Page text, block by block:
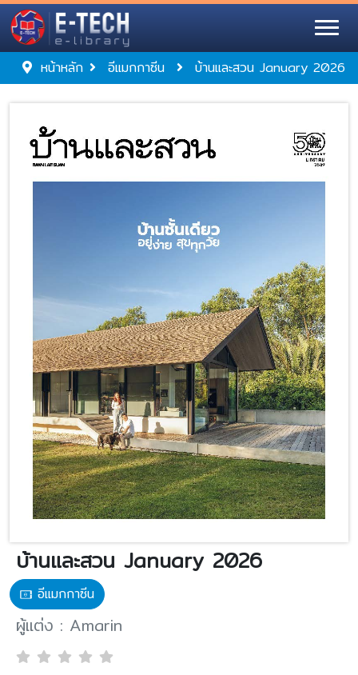
หน้าหลัก อีแมกกาซีน บ้านและสวน January 2026
บ้านและสวน January 2026
อีแมกกาซีน
ผู้แต่ง : Amarin